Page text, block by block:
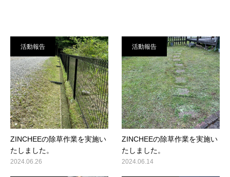
活動報告
ZINCHEEの除草作業を実施い
たしました。
2024.06.26
活動報告
ZINCHEEの除草作業を実施い
たしました。
2024.06.14